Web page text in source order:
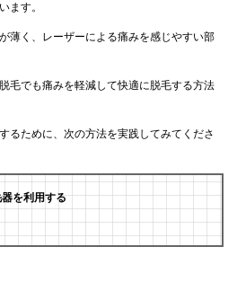
ます。
薄く、レーザーによる痛みを感じやすい部
毛でも痛みを軽減して快適に脱毛する方法
るために、次の方法を実践してみてくださ
を利用する